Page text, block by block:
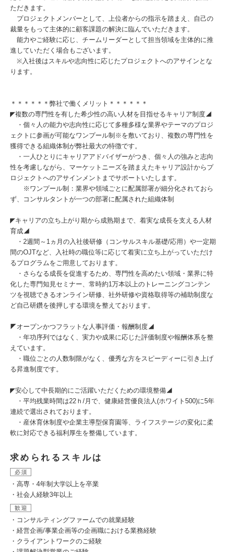
ただきます。
プロジェクトメンバーとして、上位者からの指示を踏まえ、自己の
裁量をもって主体的に顧客課題の解決に臨んでいただきます。
能力やご経験に応じ、チームリーダーとして担当領域を主体的に推
進していただく場合もございます。
※入社後はスキルや志向性に応じたプロジェクトへのアサインとな
ります。
＊＊＊＊＊＊弊社で働くメリット＊＊＊＊＊＊
◤複数の専門性を有した希少性の高い人材を目指せるキャリア制度◢
・個々人の能力や志向性に応じて多種多様な業界やテーマのプロジ
ェクトに参画が可能なワンプール制※を敷いており、複数の専門性を
獲得できる組織体制が弊社最大の特徴です。
・一人ひとりにキャリアアドバイザーがつき、個々人の強みと志向
性を考慮しながら、マーケットニーズを踏まえたキャリア設計からプ
ロジェクトへのアサインメントまでサポートいたします。
※ワンプール制：業界や領域ごとに配属部署が細分化されておら
ず、コンサルタントが一つの部署に配属された組織体制
◤キャリアの立ち上がり期から成熟期まで、着実な成長を支える人材
育成◢
・2週間～1ヵ月の入社後研修（コンサルスキル基礎/応用）や一定期
間のOJTなど、入社時の職位等に応じて着実に立ち上がっていただけ
るプログラムをご用意しております。
・さらなる成長を促進するため、専門性を高めたい領域・業界に特
化した専門知見セミナー、常時約1万本以上のトレーニングコンテン
ツを視聴できるオンライン研修、社外研修や資格取得等の補助制度な
ど自己研鑽を後押しする環境を整えております。
◤オープンかつフラットな人事評価・報酬制度◢
・年功序列ではなく、実力や成果に応じた評価制度や報酬体系を整
えています。
・職位ごとの人数制限がなく、優秀な方をスピーディーに引き上げ
る昇進制度です。
◤安心して中長期的にご活躍いただくための環境整備◢
・平均残業時間は22ｈ/月で、健康経営優良法人(ホワイト500)に5年
連続で選出されております。
・産休育休制度や企業主導型保育園等、ライフステージの変化に柔
軟に対応できる福利厚生を整備しています。
求められるスキルは
必須
・高専・4年制大学以上を卒業
・社会人経験3年以上
歓迎
・コンサルティングファームでの就業経験
・経営企画/事業企画等の企画職における業務経験
・クライアントワークのご経験